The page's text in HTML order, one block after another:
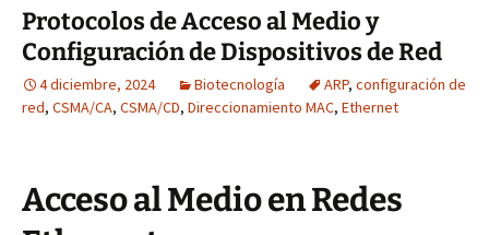
Protocolos de Acceso al Medio y
Configuración de Dispositivos de Red
4 diciembre, 2024 Biotecnología ARP, configuración de
red, CSMA/CA, CSMA/CD, Direccionamiento MAC, Ethernet
Acceso al Medio en Redes